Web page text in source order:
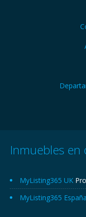
Inmuebles en
MyListing365 UK
MyListing365 España